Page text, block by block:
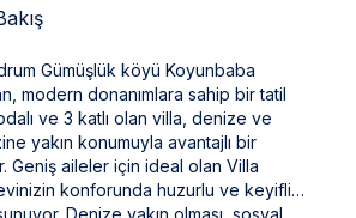
Gümüşlük köyü Koyunbaba
modern donanımlara sahip bir tatil
ve 3 katlı olan villa, denize ve
yakın konumuyla avantajlı bir
Geniş aileler için ideal olan Villa
konforunda huzurlu ve keyifli
Denize yakın olması, sosyal